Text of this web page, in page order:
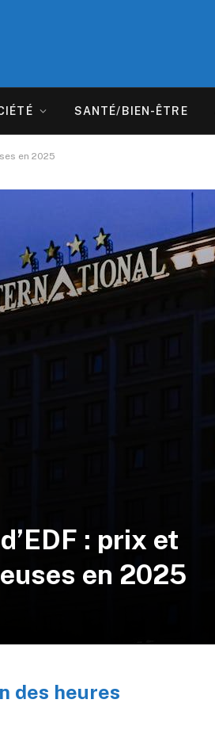
SANTÉ/BIEN-ÊTRE
en 2025
: prix et
en 2025
des heures